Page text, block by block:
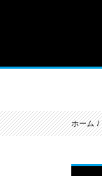
ホーム